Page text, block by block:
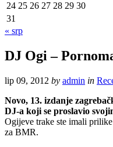
24 25 26 27 28 29 30
31
« srp
DJ Ogi –
lip 09, 2012 by admin in
Novo, 13. izdanje
DJ-a koji se proslavio
Ogijeve trake ste imali
za BMR.